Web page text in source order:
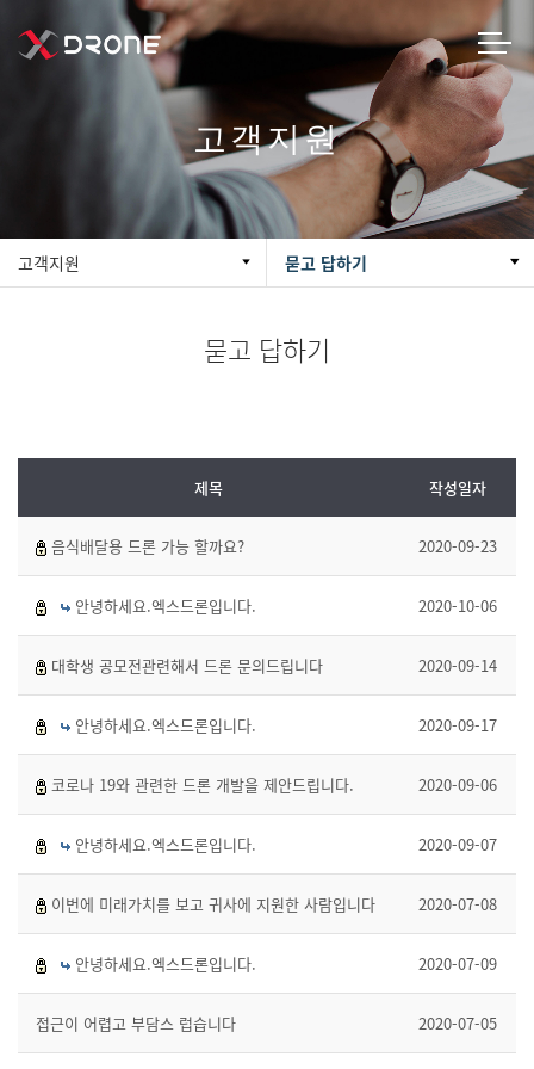
고객지원
고객지원 묻고 답하기
묻고 답하기
제목 작성일자
음식배달용 드론 가능 할까요? 2020-09-23
안녕하세요.엑스드론입니다. 2020-10-06
대학생 공모전관련해서 드론 문의드립니다 2020-09-14
안녕하세요.엑스드론입니다. 2020-09-17
코로나 19와 관련한 드론 개발을 제안드립니다. 2020-09-06
안녕하세요.엑스드론입니다. 2020-09-07
이번에 미래가치를 보고 귀사에 지원한 사람입니다 2020-07-08
안녕하세요.엑스드론입니다. 2020-07-09
접근이 어렵고 부담스 럽습니다 2020-07-05